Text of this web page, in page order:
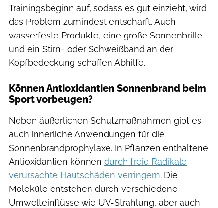
Trainingsbeginn auf, sodass es gut einzieht, wird
das Problem zumindest entschärft. Auch
wasserfeste Produkte, eine große Sonnenbrille
und ein Stirn- oder Schweißband an der
Kopfbedeckung schaffen Abhilfe.
Können Antioxidantien Sonnenbrand beim
Sport vorbeugen?
Neben äußerlichen Schutzmaßnahmen gibt es
auch innerliche Anwendungen für die
Sonnenbrandprophylaxe. In Pflanzen enthaltene
Antioxidantien können durch freie Radikale
verursachte Hautschäden verringern. Die
Moleküle entstehen durch verschiedene
Umwelteinflüsse wie UV-Strahlung, aber auch